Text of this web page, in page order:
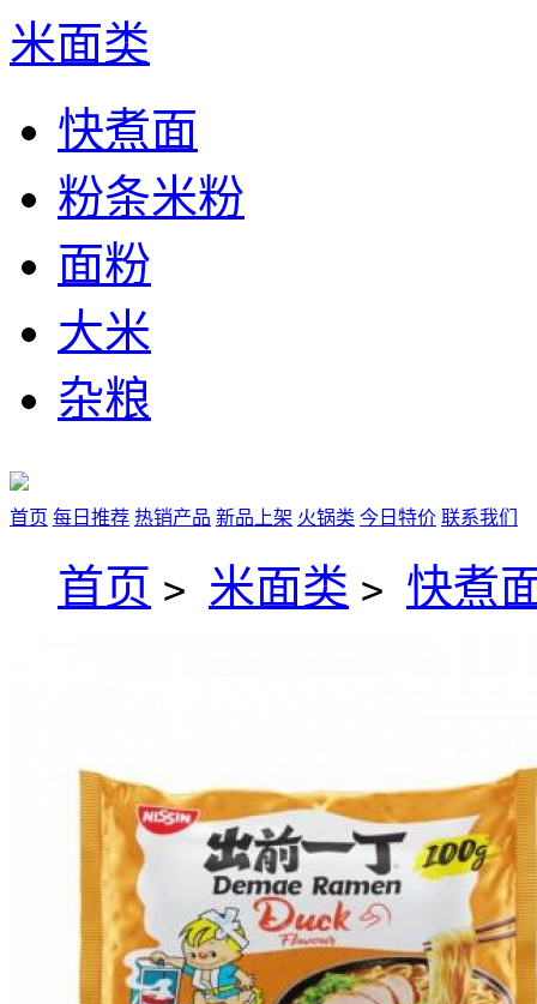
米面类
快煮面
粉条米粉
面粉
大米
杂粮
首页 每日推荐 热销产品 新品上架 火锅类 今日特价 联系我们
首页 > 米面类 > 快煮